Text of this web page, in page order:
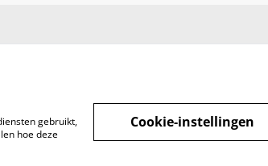
gebruikt,
hoe deze
Cookie-instellingen